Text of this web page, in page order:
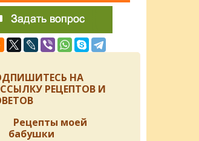
НА
РЕЦЕПТОВ И
Рецепты моей
бабушки